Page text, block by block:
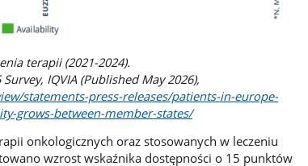
terapii (2021-2024).
IQVIA (Published May 2026),
statements-press-releases/patients-in-europe-
grows-between-member-states/
onkologicznych oraz stosowanych w leczeniu
wzrost wskaźnika dostępności o 15 punktów